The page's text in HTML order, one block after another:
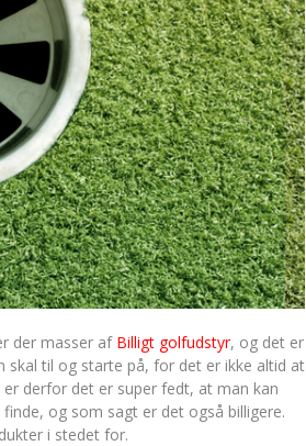
der masser af Billigt golfudstyr, og det er
til og starte på, for det er ikke altid at
derfor det er super fedt, at man kan
og som sagt er det også billigere.
i stedet for.